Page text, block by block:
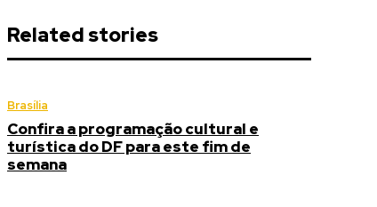
Related stories
Brasília
Confira a programação cultural e
turística do DF para este fim de
semana